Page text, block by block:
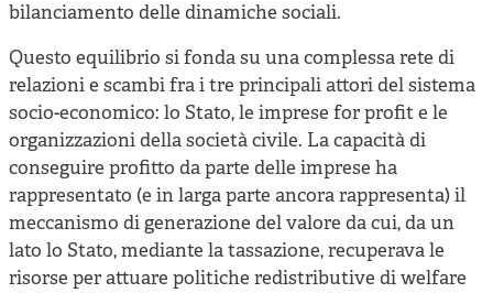
bilanciamento delle dinamiche sociali.
Questo equilibrio si fonda su una complessa rete di
relazioni e scambi fra i tre principali attori del sistema
socio-economico: lo Stato, le imprese for profit e le
organizzazioni della società civile. La capacità di
conseguire profitto da parte delle imprese ha
rappresentato (e in larga parte ancora rappresenta) il
meccanismo di generazione del valore da cui, da un
lato lo Stato, mediante la tassazione, recuperava le
risorse per attuare politiche redistributive di welfare